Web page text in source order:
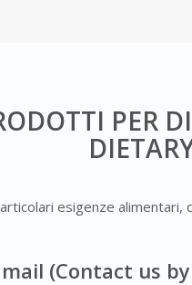
PER
esigenze
(Contact us